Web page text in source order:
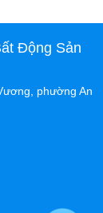
Động Sản
phường An